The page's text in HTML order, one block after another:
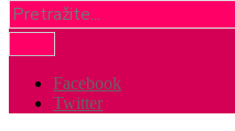
Facebook
Twitter